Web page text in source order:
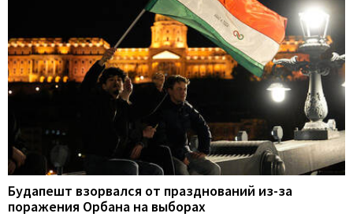
Будапешт взорвался от празднований из-за
поражения Орбана на выборах